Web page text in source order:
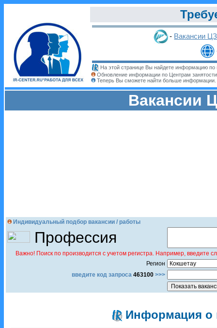
- Вакансии
На этой странице Вы найдете информацию по
Обновление информации по Центрам
Теперь Вы сможете найти больше информации.
Вакансии
Индивидуальный подбор вакансии / работы
Профессия
Важно! Поиск по производится с учетом регистра. Например,
Регион
введите код запроса 463100 >>>
Информация о